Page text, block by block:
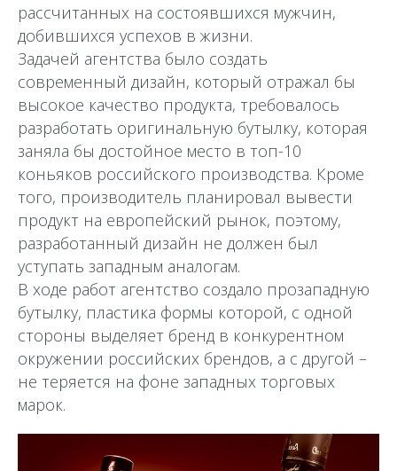
рассчитанных на состоявшихся мужчин,
добившихся успехов в жизни.
Задачей агентства было создать
современный дизайн, который отражал бы
высокое качество продукта, требовалось
разработать оригинальную бутылку, которая
заняла бы достойное место в топ-10
коньяков российского производства. Кроме
того, производитель планировал вывести
продукт на европейский рынок, поэтому,
разработанный дизайн не должен был
уступать западным аналогам.
В ходе работ агентство создало прозападную
бутылку, пластика формы которой, с одной
стороны выделяет бренд в конкурентном
окружении российских брендов, а с другой –
не теряется на фоне западных торговых
марок.